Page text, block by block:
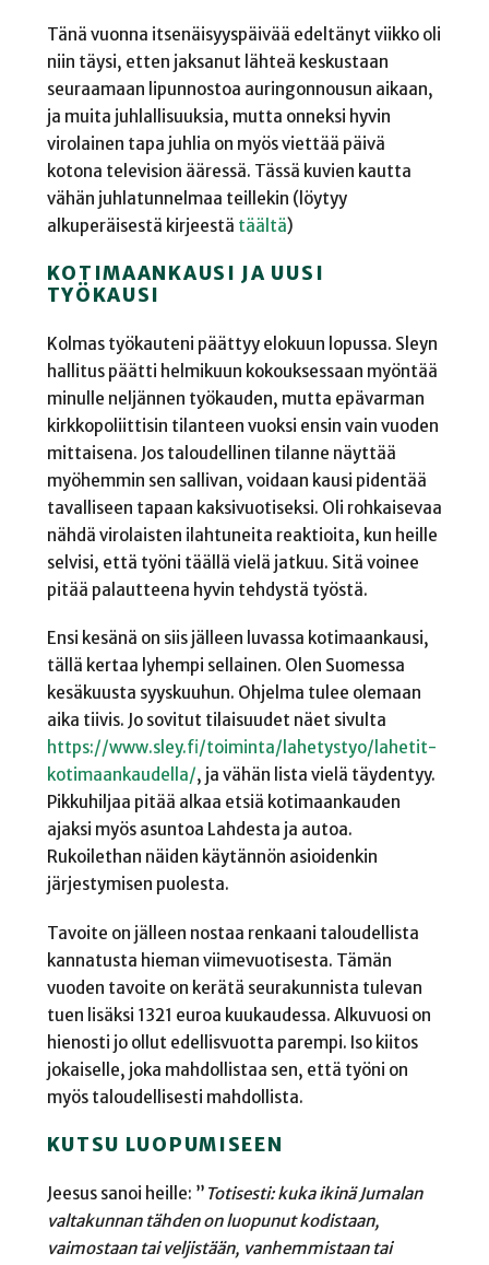
Tänä vuonna itsenäisyyspäivää edeltänyt viikko oli
niin täysi, etten jaksanut lähteä keskustaan
seuraamaan lipunnostoa auringonnousun aikaan,
ja muita juhlallisuuksia, mutta onneksi hyvin
virolainen tapa juhlia on myös viettää päivä
kotona television ääressä. Tässä kuvien kautta
vähän juhlatunnelmaa teillekin (löytyy
alkuperäisestä kirjeestä täältä)
KOTIMAANKAUSI JA UUSI
TYÖKAUSI
Kolmas työkauteni päättyy elokuun lopussa. Sleyn
hallitus päätti helmikuun kokouksessaan myöntää
minulle neljännen työkauden, mutta epävarman
kirkkopoliittisin tilanteen vuoksi ensin vain vuoden
mittaisena. Jos taloudellinen tilanne näyttää
myöhemmin sen sallivan, voidaan kausi pidentää
tavalliseen tapaan kaksivuotiseksi. Oli rohkaisevaa
nähdä virolaisten ilahtuneita reaktioita, kun heille
selvisi, että työni täällä vielä jatkuu. Sitä voinee
pitää palautteena hyvin tehdystä työstä.
Ensi kesänä on siis jälleen luvassa kotimaankausi,
tällä kertaa lyhempi sellainen. Olen Suomessa
kesäkuusta syyskuuhun. Ohjelma tulee olemaan
aika tiivis. Jo sovitut tilaisuudet näet sivulta
https://www.sley.fi/toiminta/lahetystyo/lahetit-
kotimaankaudella/, ja vähän lista vielä täydentyy.
Pikkuhiljaa pitää alkaa etsiä kotimaankauden
ajaksi myös asuntoa Lahdesta ja autoa.
Rukoilethan näiden käytännön asioidenkin
järjestymisen puolesta.
Tavoite on jälleen nostaa renkaani taloudellista
kannatusta hieman viimevuotisesta. Tämän
vuoden tavoite on kerätä seurakunnista tulevan
tuen lisäksi 1321 euroa kuukaudessa. Alkuvuosi on
hienosti jo ollut edellisvuotta parempi. Iso kiitos
jokaiselle, joka mahdollistaa sen, että työni on
myös taloudellisesti mahdollista.
KUTSU LUOPUMISEEN
Jeesus sanoi heille: ” Totisesti: kuka ikinä Jumalan
valtakunnan tähden on luopunut kodistaan,
vaimostaan tai veljistään, vanhemmistaan tai